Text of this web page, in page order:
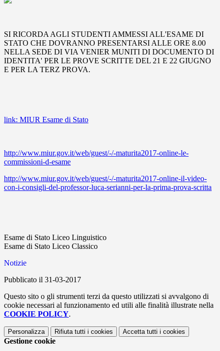
SI RICORDA AGLI STUDENTI AMMESSI ALL'ESAME DI
STATO CHE DOVRANNO PRESENTARSI ALLE ORE 8.00
NELLA SEDE DI VIA VENIER MUNITI DI DOCUMENTO DI
IDENTITA' PER LE PROVE SCRITTE DEL 21 E 22 GIUGNO
E PER LA TERZ PROVA.
link: MIUR Esame di Stato
http://www.miur.gov.it/web/guest/-/-maturita2017-online-le-
commissioni-d-esame
http://www.miur.gov.it/web/guest/-/-maturita2017-online-il-video-
con-i-consigli-del-professor-luca-serianni-per-la-prima-prova-scritta
Esame di Stato Liceo Linguistico
Esame di Stato Liceo Classico
Notizie
Pubblicato il 31-03-2017
Questo sito o gli strumenti terzi da questo utilizzati si avvalgono di
cookie necessari al funzionamento ed utili alle finalità illustrate nella
COOKIE POLICY.
Personalizza Rifiuta tutti i cookies Accetta tutti i cookies
Gestione cookie